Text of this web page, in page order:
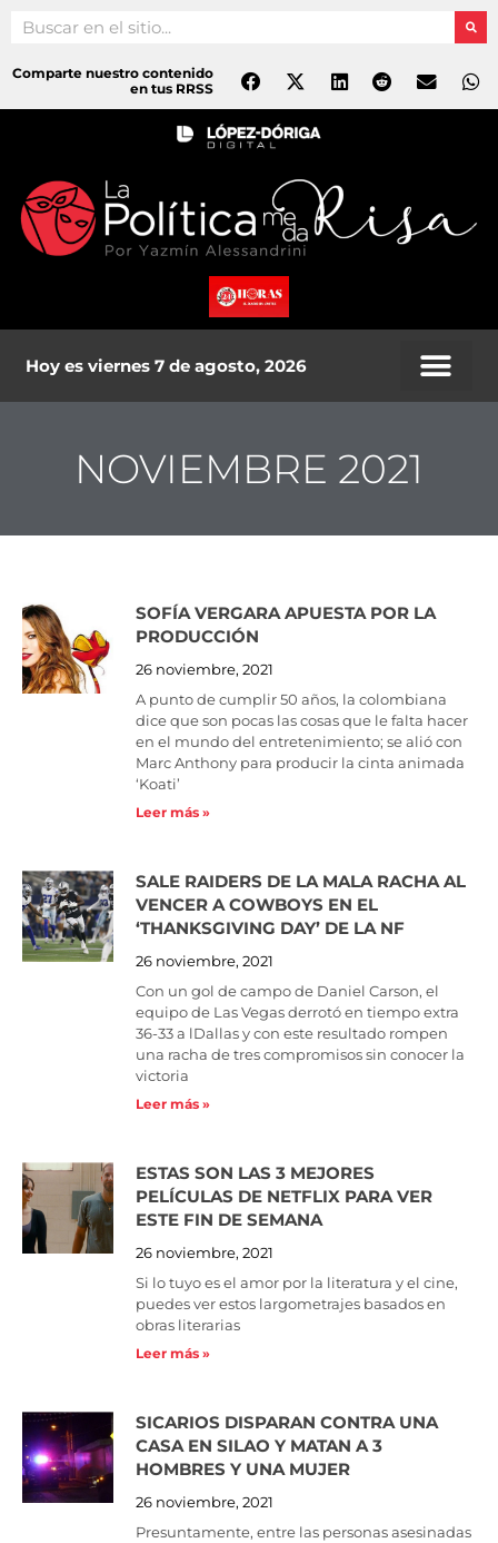
contenido
Search
Comparte nuestro contenido
en tus RRSS
Hoy es viernes 7 de agosto, 2026
NOVIEMBRE 2021
SOFÍA VERGARA APUESTA POR LA
PRODUCCIÓN
26 noviembre, 2021
A punto de cumplir 50 años, la colombiana
dice que son pocas las cosas que le falta hacer
en el mundo del entretenimiento; se alió con
Marc Anthony para producir la cinta animada
‘Koati’
Leer más »
SALE RAIDERS DE LA MALA RACHA AL
VENCER A COWBOYS EN EL
‘THANKSGIVING DAY’ DE LA NF
26 noviembre, 2021
Con un gol de campo de Daniel Carson, el
equipo de Las Vegas derrotó en tiempo extra
36-33 a lDallas y con este resultado rompen
una racha de tres compromisos sin conocer la
victoria
Leer más »
ESTAS SON LAS 3 MEJORES
PELÍCULAS DE NETFLIX PARA VER
ESTE FIN DE SEMANA
26 noviembre, 2021
Si lo tuyo es el amor por la literatura y el cine,
puedes ver estos largometrajes basados en
obras literarias
Leer más »
SICARIOS DISPARAN CONTRA UNA
CASA EN SILAO Y MATAN A 3
HOMBRES Y UNA MUJER
26 noviembre, 2021
Presuntamente, entre las personas asesinadas
PagePagePagePagePagePagePagePagePage